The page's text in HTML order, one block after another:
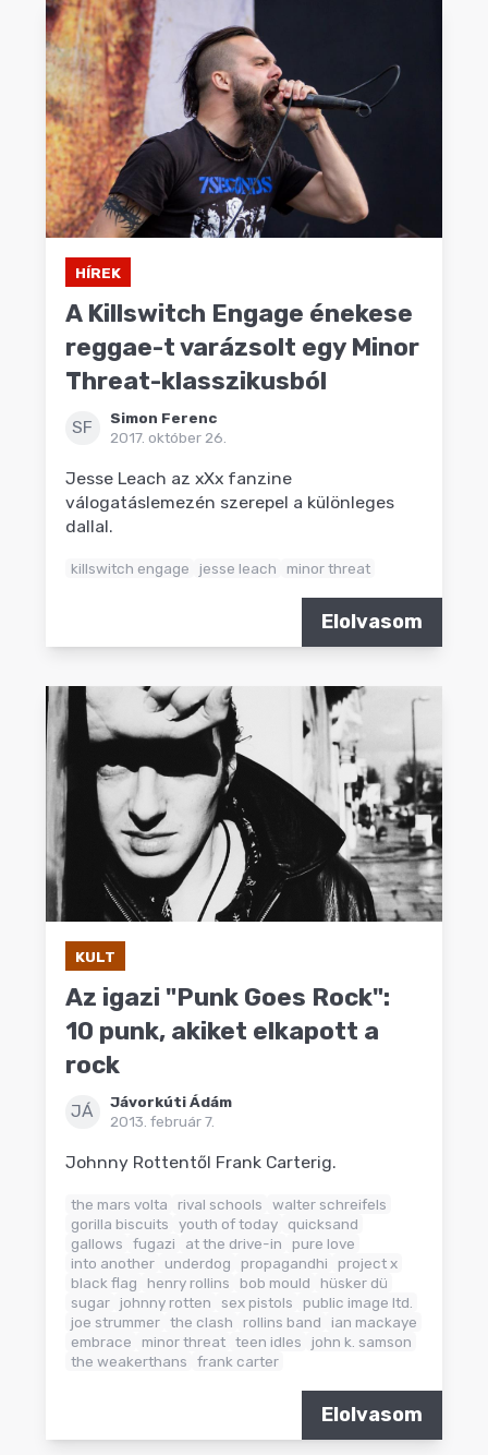
HÍREK
A Killswitch Engage énekese
reggae-t varázsolt egy Minor
Threat-klasszikusból
SF
Simon Ferenc
2017. október 26.
Jesse Leach az xXx fanzine
válogatáslemezén szerepel a különleges
dallal.
killswitch engage jesse leach minor threat
Elolvasom
KULT
Az igazi "Punk Goes Rock":
10 punk, akiket elkapott a
rock
JÁ
Jávorkúti Ádám
2013. február 7.
Johnny Rottentől Frank Carterig.
the mars volta rival schools
walter schreifels
gorilla biscuits
youth of today
quicksand
gallows
fugazi at the drive-in
pure love
into another underdog propagandhi
project x
black flag
henry rollins bob mould
hüsker dü
sugar johnny rotten sex pistols
public image ltd.
joe strummer the clash rollins band
ian mackaye
embrace
minor threat teen idles
john k. samson
the weakerthans
frank carter
Elolvasom